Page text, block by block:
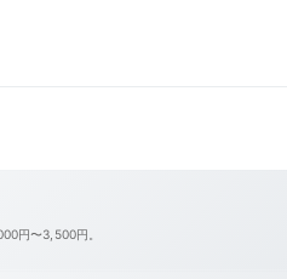
円〜3,500円。